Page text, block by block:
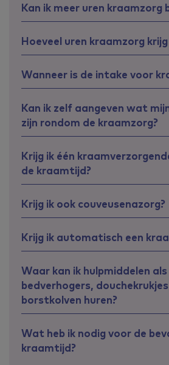
Kan ik meer uren kraamzorg
Hoeveel uren kraamzorg krijg
Wanneer is de intake voor
Kan ik zelf aangeven wat
zijn rondom de kraamzorg?
Krijg ik één
de kraamtijd?
Krijg ik ook couveusenazorg?
Krijg ik automatisch een
Waar kan ik hulpmiddelen als
bedverhogers,
borstkolven huren?
Wat heb ik nodig voor de
kraamtijd?